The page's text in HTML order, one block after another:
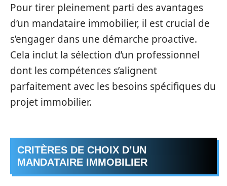
Pour tirer pleinement parti des avantages
d’un mandataire immobilier, il est crucial de
s’engager dans une démarche proactive.
Cela inclut la sélection d’un professionnel
dont les compétences s’alignent
parfaitement avec les besoins spécifiques du
projet immobilier.
CRITÈRES DE CHOIX D’UN
MANDATAIRE IMMOBILIER